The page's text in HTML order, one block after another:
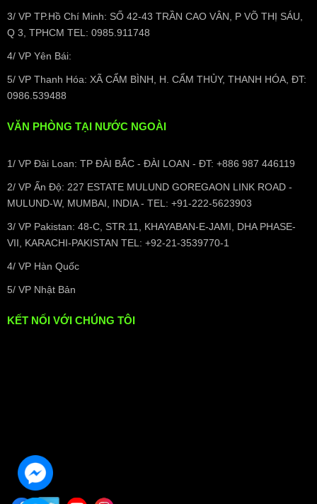
3/ VP TP.Hồ Chí Minh: SỐ 42-43 TRẦN CAO VÂN, P VÕ THỊ SÁU,
Q 3, TPHCM TEL: 0985.911748
4/ VP Yên Bái:
5/ VP Thanh Hóa: XÃ CẨM BÌNH, H. CẨM THỦY, THANH HÓA, ĐT:
0986.539488
VĂN PHÒNG TẠI NƯỚC NGOÀI
1/ VP Đài Loan: TP ĐÀI BẮC - ĐÀI LOAN - ĐT: +886 987 446119
2/ VP Ấn Độ: 227 ESTATE MULUND GOREGAON LINK ROAD -
MULUND-W, MUMBAI, INDIA - TEL: +91-222-5623903
3/ VP Pakistan: 48-C, STR.11, KHAYABAN-E-JAMI, DHA PHASE-
VII, KARACHI-PAKISTAN TEL: +92-21-3539770-1
4/ VP Hàn Quốc
5/ VP Nhật Bản
KẾT NỐI VỚI CHÚNG TÔI